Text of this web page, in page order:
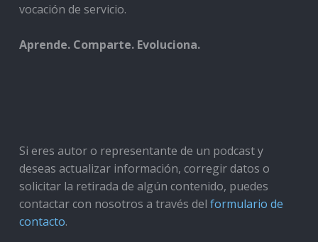
vocación de servicio.
Aprende. Comparte. Evoluciona.
Si eres autor o representante de un podcast y
deseas actualizar información, corregir datos o
solicitar la retirada de algún contenido, puedes
contactar con nosotros a través del formulario de
contacto.